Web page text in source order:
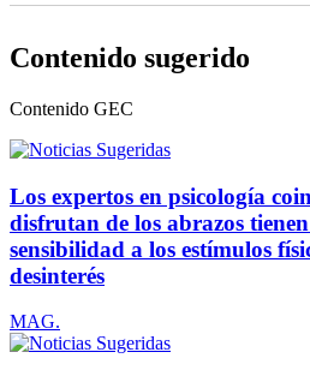
Contenido sugerido
Contenido GEC
Los expertos en psicología
disfrutan de los abrazos
sensibilidad a los estímulos
desinterés
MAG.